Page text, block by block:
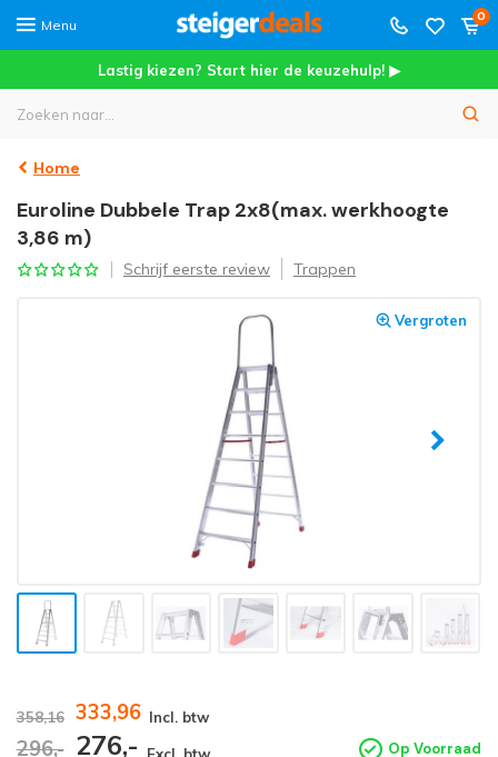
Menu
0
Lastig kiezen? Start hier de keuzehulp! ▶
Home
Euroline Dubbele Trap 2x8(max. werkhoogte
3,86 m)
Schrijf eerste review Trappen
Vergroten
358,16 333,96 Incl. btw
296,- 276,- Op Voorraad